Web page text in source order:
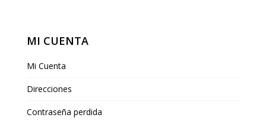
MI CUENTA
Mi Cuenta
Direcciones
Contraseña perdida